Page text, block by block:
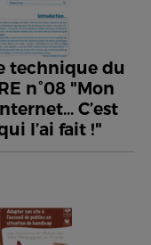
technique du
n°08 "Mon
C’est
l’ai fait !"